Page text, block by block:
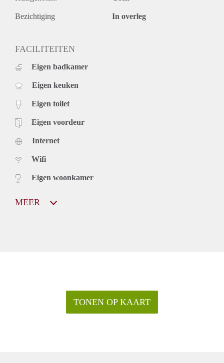
Bezichtiging In overleg
FACILITEITEN
Eigen badkamer
Eigen keuken
Eigen toilet
Eigen voordeur
Internet
Wifi
Eigen woonkamer
MEER
TONEN OP KAART